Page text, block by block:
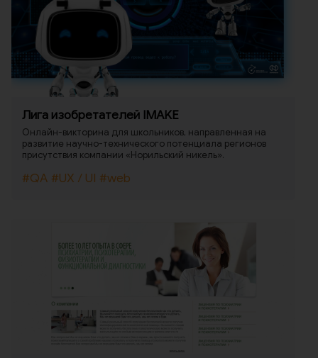
Лига изобретателей IMAKE
Онлайн-викторина для школьников, направленная на
развитие научно-технического потенциала регионов
присутствия компании «Норильский никель».
#QA #UX / UI #web